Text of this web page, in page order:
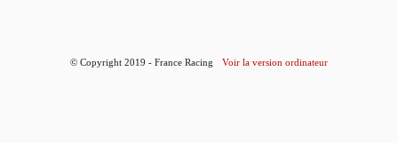
© Copyright 2019 - France Racing Voir la version ordinateur